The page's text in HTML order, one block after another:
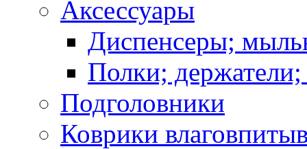
Аксессуары
Диспенсеры;
Полки;
Подголовники
Коврики